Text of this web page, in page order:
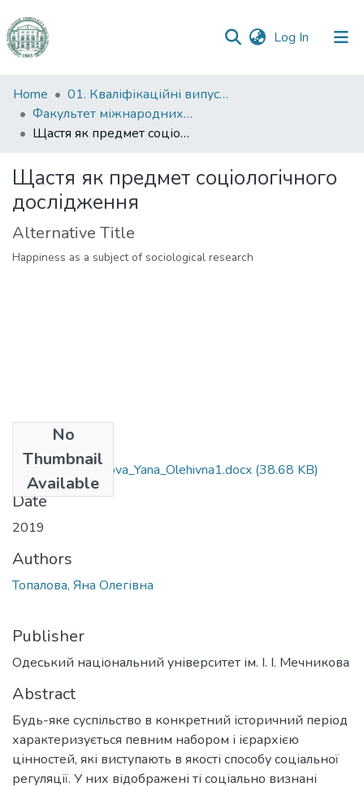
Log In (current)
Communities
&
Collections
Statistics
Home
01. Кваліфікаційні випускні роботи здобувачів вищої освіти
Факультет міжнародних відносин, політології та соціології
Щастя як предмет соціологічного дослідження
Щастя як предмет соціологічного
дослідження
Alternative Title
Happiness as a subject of sociological research
No
Thumbnail
Available
6.030101_Topalova_Yana_Olehivna1.docx (38.68 KB)
Date
2019
Authors
Топалова, Яна Олегівна
Publisher
Одеський національний університет ім. І. І. Мечникова
Abstract
Будь-яке суспільство в конкретний історичний період
характеризується певним набором і ієрархією
цінностей, які виступають в якості способу соціальної
регуляції. У них відображені ті соціально визнані